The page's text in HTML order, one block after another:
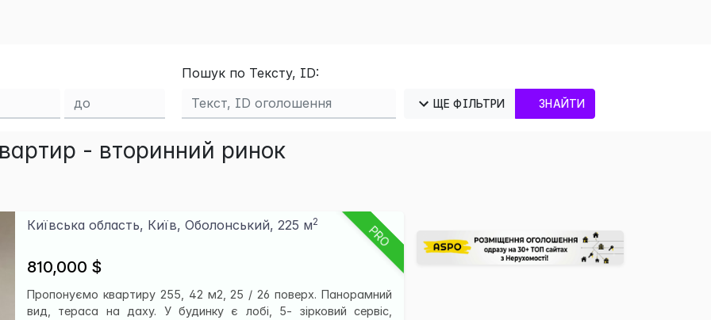
Пошук по Тексту, ID:
ЩЕ ФІЛЬТРИ ЗНАЙТИ
- вторинний ринок
PRO
Київська область, Київ, Оболонський, 225 м2
810,000 $
Пропонуємо квартиру 255, 42 м2, 25 / 26 поверх. Панорамний
вид, тераса на даху. У будинку є лобі, 5- зірковий сервіс,